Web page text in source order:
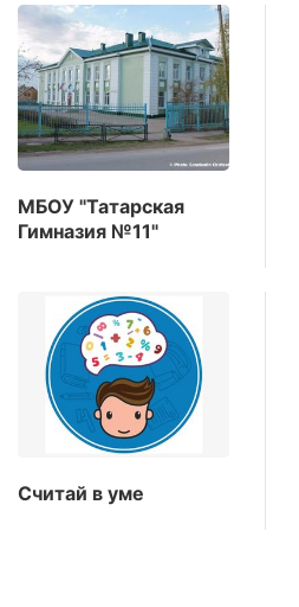
МБОУ "Татарская
Гимназия №11"
Считай в уме